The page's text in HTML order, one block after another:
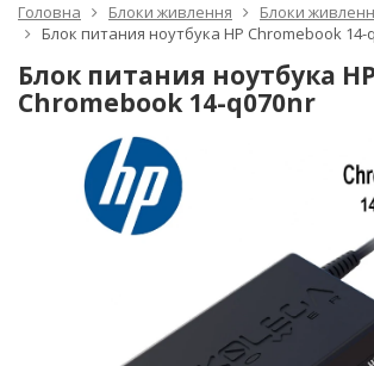
Головна Блоки живлення
Блоки
Блок питания ноутбука HP Chromebook 14-
Блок питания ноутбука
Chromebook 14-q070nr